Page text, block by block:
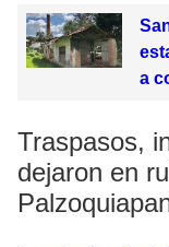
a
Traspasos,
dejaron en